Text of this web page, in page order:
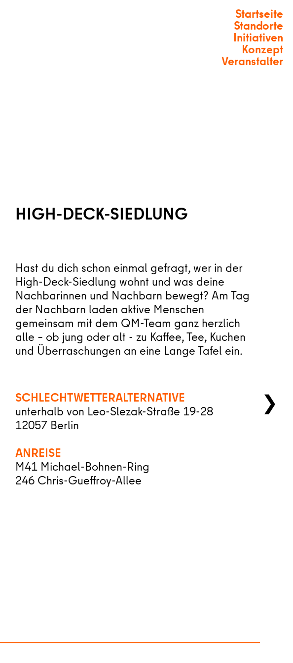
Startseite
Standorte
Initiativen
Konzept
Veranstalter
❯
HIGH-DECK-SIEDLUNG
Hast du dich schon einmal gefragt, wer in der
High-Deck-Siedlung wohnt und was deine
Nachbarinnen und Nachbarn bewegt? Am Tag
der Nachbarn laden aktive Menschen
gemeinsam mit dem QM-Team ganz herzlich
alle – ob jung oder alt - zu Kaffee, Tee, Kuchen
und Überraschungen an eine Lange Tafel ein.
SCHLECHTWETTERALTERNATIVE
unterhalb von Leo-Slezak-Straße 19-28
12057 Berlin
ANREISE
M41 Michael-Bohnen-Ring
246 Chris-Gueffroy-Allee